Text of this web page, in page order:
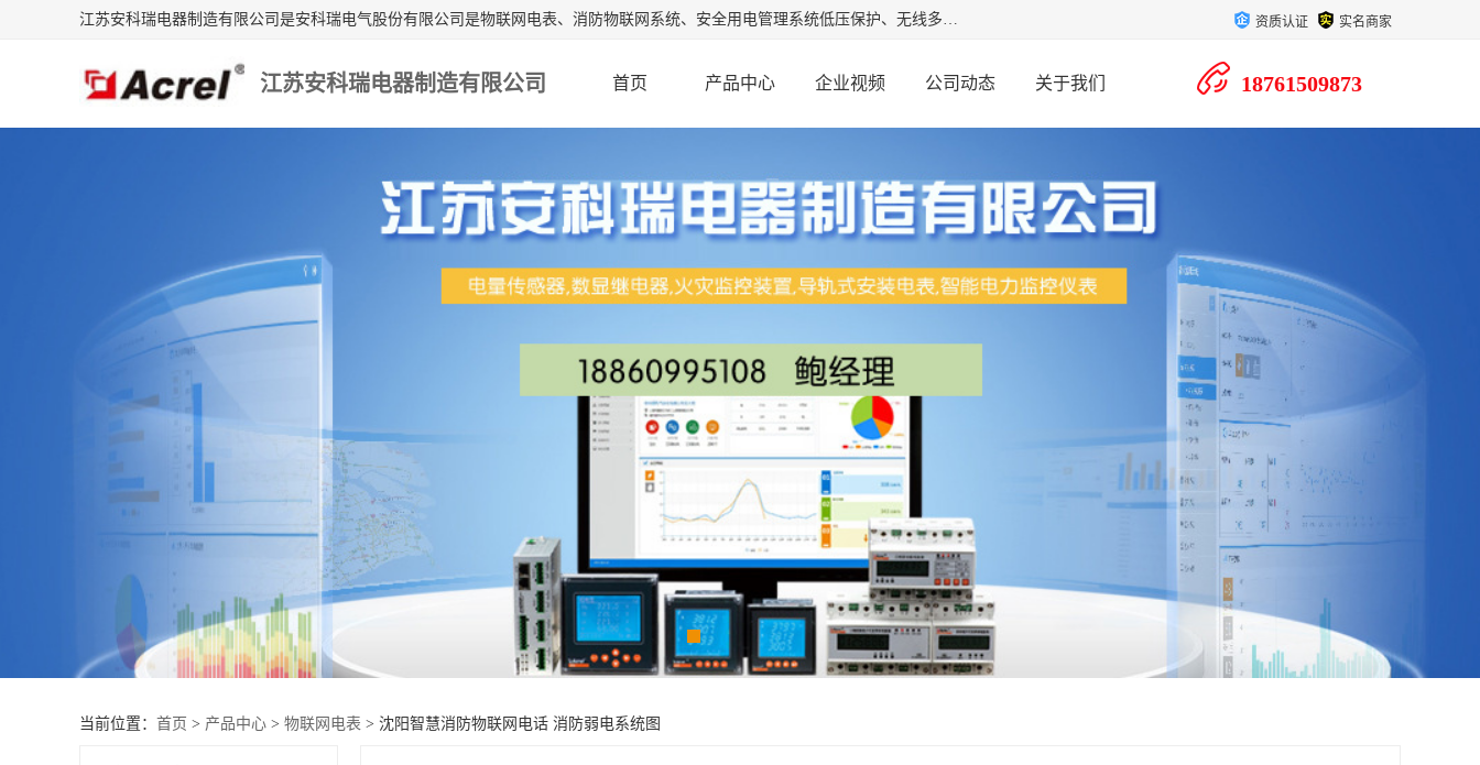
江苏安科瑞电器制造有限公司是安科瑞电气股份有限公司是物联网电表、消防物联网系统、安全用电管理系统低压保护、无线多功能电表、智能光伏等系列产品的生产基地。为客户提供可靠用电、节约用电、安全用电的完整解决方案，在智能电网用户端、新能源、物联网等前沿领域不断探索开发新产品。流箱,数显工控表,火灾监控装置。 资质认证 实名商家
江苏安科瑞电器制造有限公司 首页 产品中心 企业视频 公司动态 关于我们 18761509873
当前位置： 首页 > 产品中心 > 物联网电表 > 沈阳智慧消防物联网电话 消防弱电系统图